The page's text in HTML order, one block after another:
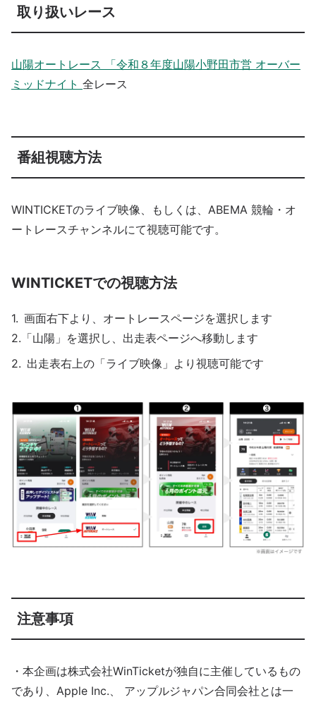
取り扱いレース
山陽オートレース 「令和８年度山陽小野田市営 オーバー
ミッドナイト 全レース
番組視聴方法
WINTICKETのライブ映像、もしくは、ABEMA 競輪・オ
ートレースチャンネルにて視聴可能です。
WINTICKETでの視聴方法
画面右下より、オートレースページを選択します
2.「山陽」を選択し、出走表ページへ移動します
出走表右上の「ライブ映像」より視聴可能です
注意事項
・本企画は株式会社WinTicketが独自に主催しているもの
であり、Apple Inc.、 アップルジャパン合同会社とは一